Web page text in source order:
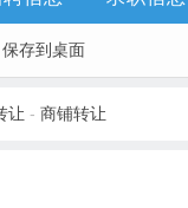
保存到桌面
让 - 商铺转让